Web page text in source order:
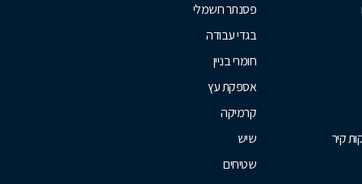
קיר
פסנתר חשמלי
בגדי עבודה
חומרי בניין
אספקת עץ
קרמיקה
שיש
שטיחים